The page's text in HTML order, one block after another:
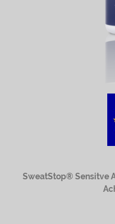
SweatStop® Sensitve